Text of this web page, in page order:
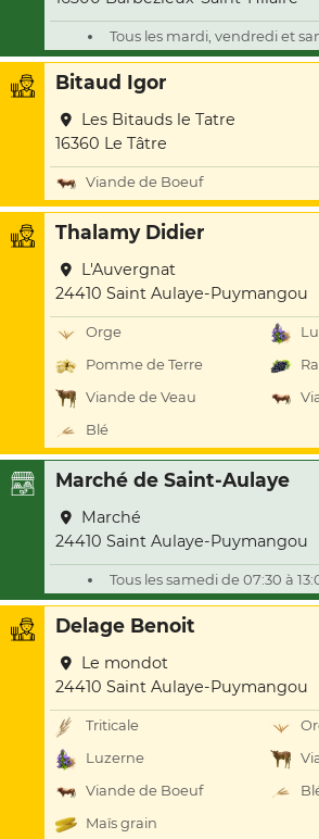
Tous les mardi, vendredi et
Bitaud Igor
Les Bitauds le Tatre
16360 Le Tâtre
Viande de Boeuf
Thalamy Didier
L'Auvergnat
24410 Saint Aulaye-Puymangou
Orge
Pomme de Terre
Viande de Veau
Blé
Marché de Saint-Aulaye
Marché
24410 Saint Aulaye-Puymangou
Tous les samedi de 07:30 à
Delage Benoit
Le mondot
24410 Saint Aulaye-Puymangou
Triticale
Luzerne
Viande de Boeuf
Maïs grain